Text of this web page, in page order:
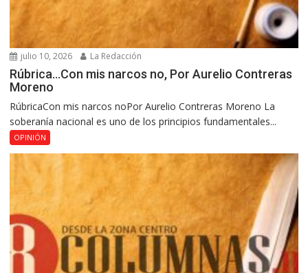
julio 10, 2026 La Redacción
Rúbrica…Con mis narcos no, Por Aurelio Contreras
Moreno
RúbricaCon mis narcos noPor Aurelio Contreras Moreno La
soberanía nacional es uno de los principios fundamentales...
OPINIÓN